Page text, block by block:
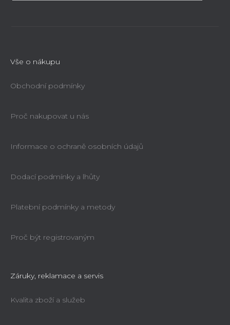
Vše o nákupu
Obchodní podmínky
Proč nakupovat u nás
Informace o ochraně osobních údajů
Dodací podmínky a lhůty
Platební podmínky a metody
Proč být registrovaným
Záruky, reklamace a servis
Kvalita zboží a služeb